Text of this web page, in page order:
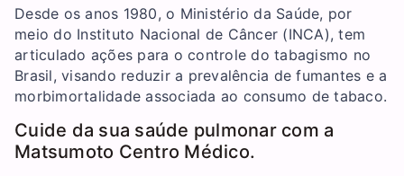
Desde os anos 1980, o Ministério da Saúde, por
meio do Instituto Nacional de Câncer (INCA), tem
articulado ações para o controle do tabagismo no
Brasil, visando reduzir a prevalência de fumantes e a
morbimortalidade associada ao consumo de tabaco.
Cuide da sua saúde pulmonar com a
Matsumoto Centro Médico.